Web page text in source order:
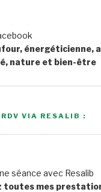
énergéticienne,
nature et bien-être
RDV VIA RESALIB :
séance avec Resalib
toutes mes